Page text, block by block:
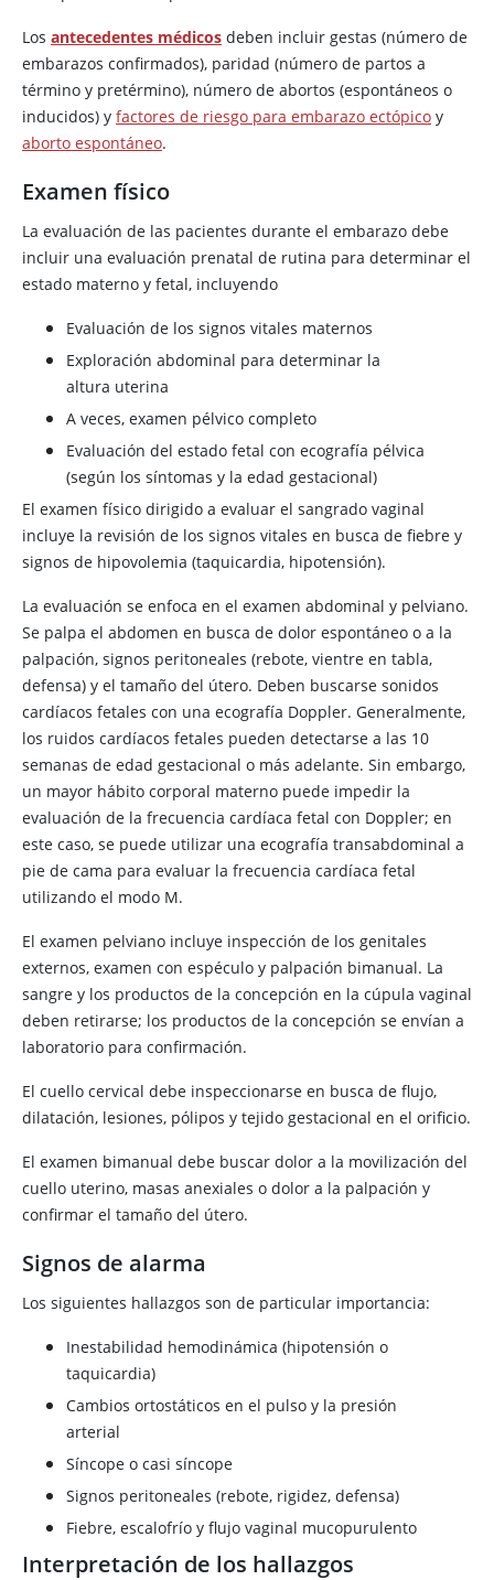
Los antecedentes médicos deben incluir gestas (número de
embarazos confirmados), paridad (número de partos a
término y pretérmino), número de abortos (espontáneos o
inducidos) y factores de riesgo para embarazo ectópico y
aborto espontáneo.
Examen físico
La evaluación de las pacientes durante el embarazo debe
incluir una evaluación prenatal de rutina para determinar el
estado materno y fetal, incluyendo
Evaluación de los signos vitales maternos
Exploración abdominal para determinar la
altura uterina
A veces, examen pélvico completo
Evaluación del estado fetal con ecografía pélvica
(según los síntomas y la edad gestacional)
El examen físico dirigido a evaluar el sangrado vaginal
incluye la revisión de los signos vitales en busca de fiebre y
signos de hipovolemia (taquicardia, hipotensión).
La evaluación se enfoca en el examen abdominal y pelviano.
Se palpa el abdomen en busca de dolor espontáneo o a la
palpación, signos peritoneales (rebote, vientre en tabla,
defensa) y el tamaño del útero. Deben buscarse sonidos
cardíacos fetales con una ecografía Doppler. Generalmente,
los ruidos cardíacos fetales pueden detectarse a las 10
semanas de edad gestacional o más adelante. Sin embargo,
un mayor hábito corporal materno puede impedir la
evaluación de la frecuencia cardíaca fetal con Doppler; en
este caso, se puede utilizar una ecografía transabdominal a
pie de cama para evaluar la frecuencia cardíaca fetal
utilizando el modo M.
El examen pelviano incluye inspección de los genitales
externos, examen con espéculo y palpación bimanual. La
sangre y los productos de la concepción en la cúpula vaginal
deben retirarse; los productos de la concepción se envían a
laboratorio para confirmación.
El cuello cervical debe inspeccionarse en busca de flujo,
dilatación, lesiones, pólipos y tejido gestacional en el orificio.
El examen bimanual debe buscar dolor a la movilización del
cuello uterino, masas anexiales o dolor a la palpación y
confirmar el tamaño del útero.
Signos de alarma
Los siguientes hallazgos son de particular importancia:
Inestabilidad hemodinámica (hipotensión o
taquicardia)
Cambios ortostáticos en el pulso y la presión
arterial
Síncope o casi síncope
Signos peritoneales (rebote, rigidez, defensa)
Fiebre, escalofrío y flujo vaginal mucopurulento
Interpretación de los hallazgos